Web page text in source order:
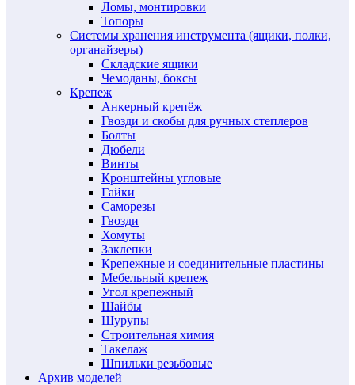
Ломы, монтировки
Топоры
Системы хранения инструмента (ящики, полки,
органайзеры)
Складские ящики
Чемоданы, боксы
Крепеж
Анкерный крепёж
Гвозди и скобы для ручных степлеров
Болты
Дюбели
Винты
Кронштейны угловые
Гайки
Саморезы
Гвозди
Хомуты
Заклепки
Крепежные и соединительные пластины
Мебельный крепеж
Угол крепежный
Шайбы
Шурупы
Строительная химия
Такелаж
Шпильки резьбовые
Архив моделей